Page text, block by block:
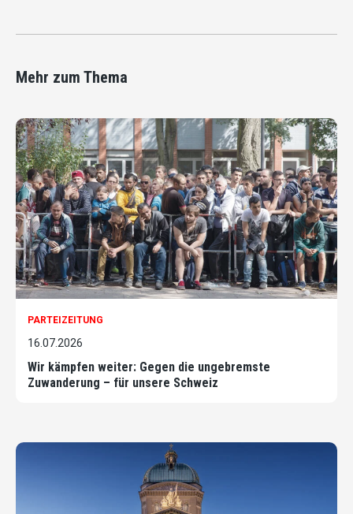
Mehr zum Thema
PARTEIZEITUNG
16.07.2026
Wir kämpfen weiter: Gegen die ungebremste
Zuwanderung – für unsere Schweiz